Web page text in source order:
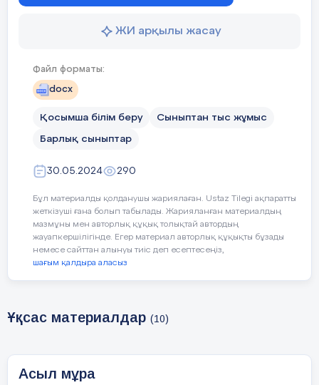
2023-2024оқу жылы
өнерін жоғалтпауы қажет.Өнер жас
құрылған 4-сыныпқа мектеп «Асыл мұра»
ЖИ арқылы жасау
Файл форматы:
docx
Қосымша білім беру Сыныптан тыс жұмыс
Барлық сыныптар
30.05.2024 290
Бұл материалды қолданушы жариялаған. Ustaz Tilegi ақпаратты
жеткізуші ғана болып табылады. Жарияланған материалдың
мазмұны мен авторлық құқық толықтай автордың
жауапкершілігінде. Егер материал авторлық құқықты бұзады
немесе сайттан алынуы тиіс деп есептесеңіз,
шағым қалдыра аласыз
Ұқсас материалдар (10)
Асыл мұра